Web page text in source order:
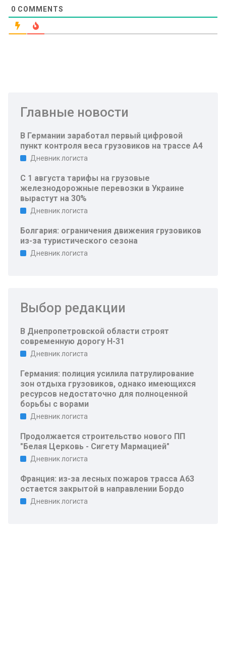
0 COMMENTS
Главные новости
В Германии заработал первый цифровой
пункт контроля веса грузовиков на трассе A4
Дневник логиста
С 1 августа тарифы на грузовые
железнодорожные перевозки в Украине
вырастут на 30%
Дневник логиста
Болгария: ограничения движения грузовиков
из-за туристического сезона
Дневник логиста
Выбор редакции
В Днепропетровской области строят
современную дорогу Н-31
Дневник логиста
Германия: полиция усилила патрулирование
зон отдыха грузовиков, однако имеющихся
ресурсов недостаточно для полноценной
борьбы с ворами
Дневник логиста
Продолжается строительство нового ПП
"Белая Церковь - Сигету Мармацией"
Дневник логиста
Франция: из-за лесных пожаров трасса A63
остается закрытой в направлении Бордо
Дневник логиста